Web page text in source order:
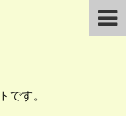
です。